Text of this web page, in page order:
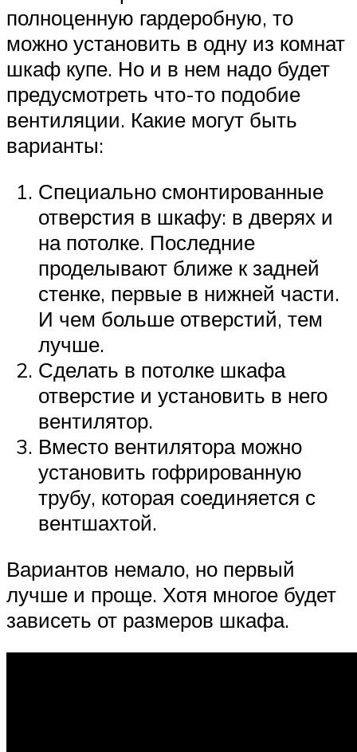
полноценную гардеробную, то
можно установить в одну из комнат
шкаф купе. Но и в нем надо будет
предусмотреть что-то подобие
вентиляции. Какие могут быть
варианты:
Специально смонтированные
отверстия в шкафу: в дверях и
на потолке. Последние
проделывают ближе к задней
стенке, первые в нижней части.
И чем больше отверстий, тем
лучше.
Сделать в потолке шкафа
отверстие и установить в него
вентилятор.
Вместо вентилятора можно
установить гофрированную
трубу, которая соединяется с
вентшахтой.
Вариантов немало, но первый
лучше и проще. Хотя многое будет
зависеть от размеров шкафа.